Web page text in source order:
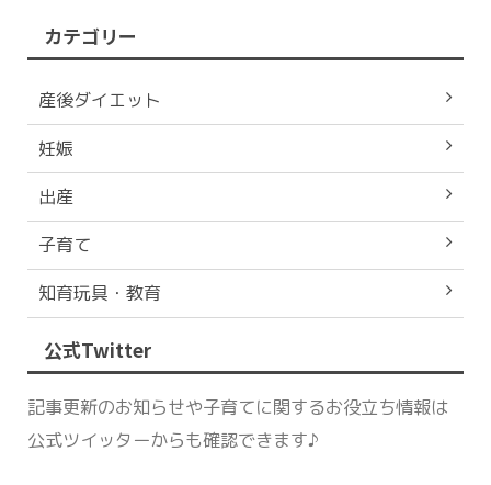
カテゴリー
産後ダイエット
妊娠
出産
子育て
知育玩具・教育
公式Twitter
記事更新のお知らせや子育てに関するお役立ち情報は
公式ツイッターからも確認できます♪